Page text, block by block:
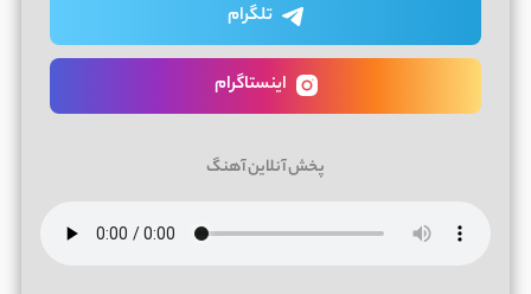
تلگرام
اینستاگرام
پخش آنلاین آهنگ